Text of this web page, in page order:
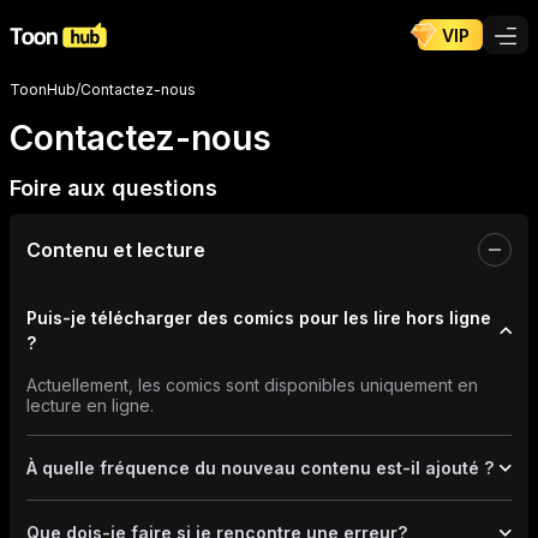
VIP
ToonHub/Contactez-nous
Contactez-nous
Foire aux questions
Contenu et lecture
Puis-je télécharger des comics pour les lire hors ligne
?
Actuellement, les comics sont disponibles uniquement en
lecture en ligne.
À quelle fréquence du nouveau contenu est-il ajouté ?
régulièrement. Bientôt, vous pourrez même suivre vos
Que dois-je faire si je rencontre une erreur?